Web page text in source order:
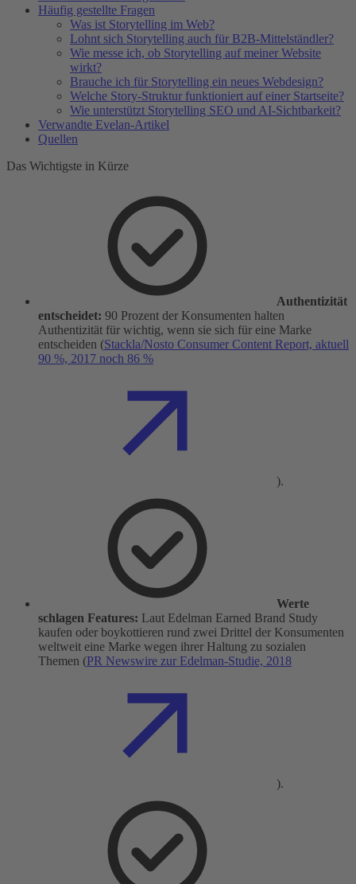
Häufig gestellte Fragen
Was ist Storytelling im Web?
Lohnt sich Storytelling auch für B2B-Mittelständler?
Wie messe ich, ob Storytelling auf meiner Website
wirkt?
Brauche ich für Storytelling ein neues Webdesign?
Welche Story-Struktur funktioniert auf einer Startseite?
Wie unterstützt Storytelling SEO und AI-Sichtbarkeit?
Verwandte Evelan-Artikel
Quellen
Das Wichtigste in Kürze
Authentizität
entscheidet: 90 Prozent der Konsumenten halten
Authentizität für wichtig, wenn sie sich für eine Marke
entscheiden (Stackla/Nosto Consumer Content Report, aktuell
90 %, 2017 noch 86 %
).
Werte
schlagen Features: Laut Edelman Earned Brand Study
kaufen oder boykottieren rund zwei Drittel der Konsumenten
weltweit eine Marke wegen ihrer Haltung zu sozialen
Themen (PR Newswire zur Edelman-Studie, 2018
).